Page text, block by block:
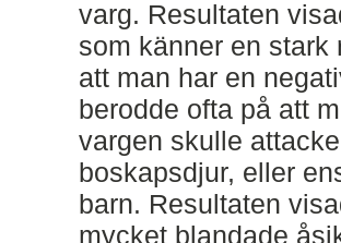
varg. Resultaten
som känner en stark
att man har en
berodde ofta på att
vargen skulle
boskapsdjur, eller
barn. Resultaten
mycket blandade